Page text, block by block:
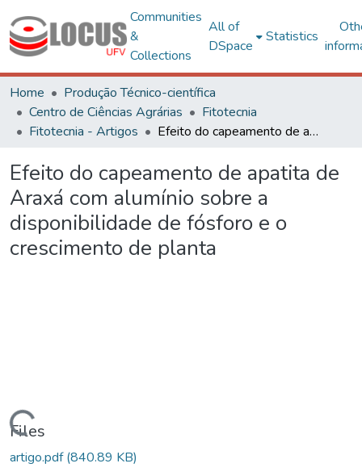
Communities
&
Collections
All of
DSpace
Statistics
Home
Produção Técnico-científica
Centro de Ciências Agrárias
Fitotecnia
Fitotecnia - Artigos
Efeito do capeamento de apatita de Araxá com alumínio sobre a disponibilidade de fósforo e o crescimento de planta
Efeito do capeamento de apatita de
Araxá com alumínio sobre a
disponibilidade de fósforo e o
crescimento de planta
Files
artigo.pdf(840.89 KB)